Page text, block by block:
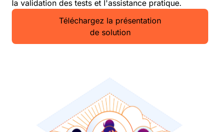
la validation des tests et l'assistance pratique.
Téléchargez la présentation
de solution